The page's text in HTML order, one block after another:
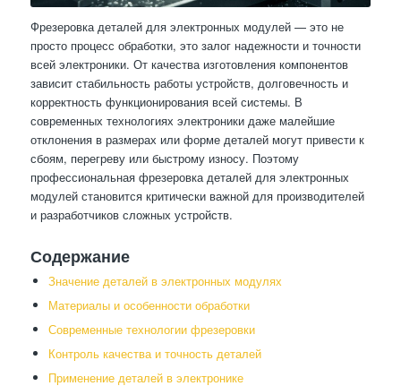
Фрезеровка деталей для электронных модулей — это не
просто процесс обработки, это залог надежности и точности
всей электроники. От качества изготовления компонентов
зависит стабильность работы устройств, долговечность и
корректность функционирования всей системы. В
современных технологиях электроники даже малейшие
отклонения в размерах или форме деталей могут привести к
сбоям, перегреву или быстрому износу. Поэтому
профессиональная фрезеровка деталей для электронных
модулей становится критически важной для производителей
и разработчиков сложных устройств.
Содержание
Значение деталей в электронных модулях
Материалы и особенности обработки
Современные технологии фрезеровки
Контроль качества и точность деталей
Применение деталей в электронике